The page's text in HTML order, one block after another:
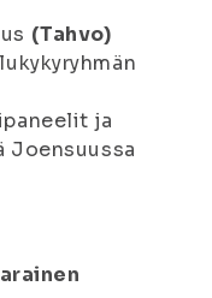
(Tahvo)
ja
Joensuussa